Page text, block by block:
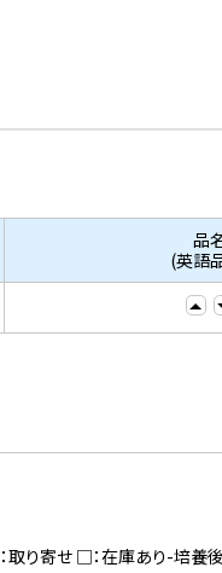
品
(英語
り寄せ □：在庫あり-培養